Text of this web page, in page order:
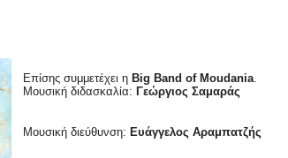
Επίσης συμμετέχει η Big Band of Moudania.
Μουσική διδασκαλία: Γεώργιος Σαμαράς
Μουσική διεύθυνση: Ευάγγελος Αραμπατζής